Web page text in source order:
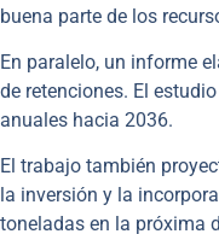
buena parte de los
En paralelo, un informe
de retenciones. El
anuales hacia 2036.
El trabajo también
la inversión y la
toneladas en la próxima